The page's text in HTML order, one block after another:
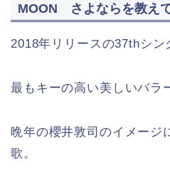
MOON さよならを教え
2018年リリースの37thシン
最もキーの高い美しいバラ
晩年の櫻井敦司のイメージ
歌。